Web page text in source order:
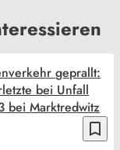
bookmark_border
geprallt:
bei Unfall
bei Marktredwitz